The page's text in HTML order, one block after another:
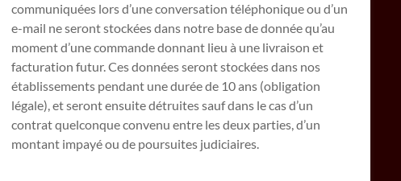
communiquées lors d’une conversation téléphonique ou d’un
e-mail ne seront stockées dans notre base de donnée qu’au
moment d’une commande donnant lieu à une livraison et
facturation futur. Ces données seront stockées dans nos
établissements pendant une durée de 10 ans (obligation
légale), et seront ensuite détruites sauf dans le cas d’un
contrat quelconque convenu entre les deux parties, d’un
montant impayé ou de poursuites judiciaires.